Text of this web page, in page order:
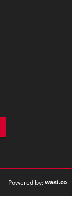
Powered by:wasi.co